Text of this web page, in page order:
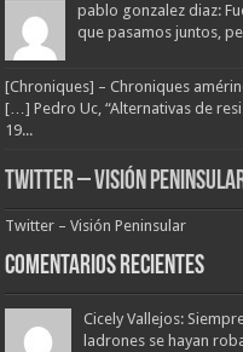
pablo gonzalez diaz:
que pasamos juntos,
[Chroniques] – Chroniques
[…] Pedro Uc, “Alternativas de
19...
Twitter – Visión
Twitter – Visión Peninsular
Comentarios Recientes
Cicely Vallejos:
ladrones se hayan